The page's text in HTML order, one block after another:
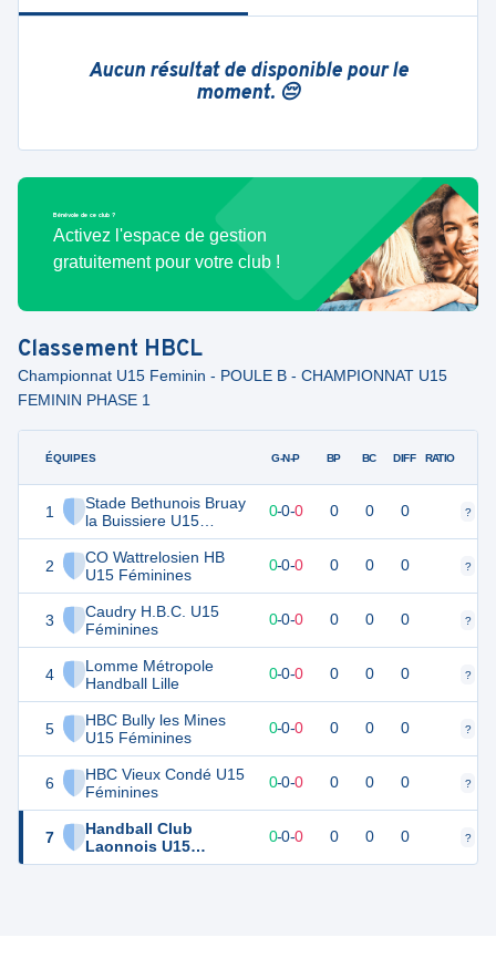
Aucun résultat de disponible pour le
moment. 😔
Bénévole de ce club ?
Activez l'espace de gestion
gratuitement pour votre club !
Classement HBCL
Championnat U15 Feminin - POULE B - CHAMPIONNAT U15
FEMININ PHASE 1
ÉQUIPES
1
Stade Bethunois Bruay
la Buissiere U15
Féminines
2
CO Wattrelosien HB
U15 Féminines
3
Caudry H.B.C. U15
Féminines
4
Lomme Métropole
Handball Lille
5
HBC Bully les Mines
U15 Féminines
6
HBC Vieux Condé U15
Féminines
7
Handball Club
Laonnois U15
Féminines
G-N-P BP BC DIFF RATIO
0 0 0-0-0 0 0 0 ?
0 0-0-0 0 0 0 ?
0 0-0-0 0 0 0 ?
0 0-0-0 0 0 0 ?
0 0-0-0 0 0 0 ?
0 0 0-0-0 0 0 0 ?
0-0-0 0 0 0 ?